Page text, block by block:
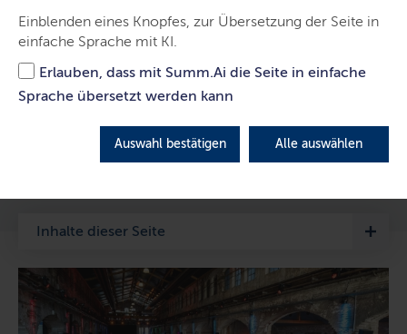
Einblenden eines Knopfes, zur Übersetzung der Seite in
einfache Sprache mit KI.
Erlauben, dass mit Summ.Ai die Seite in einfache
Sprache übersetzt werden kann
Auswahl bestätigen Alle auswählen
Digitalwirtschaft unter der Lupe
Eine neue Branchenstudie zeigt die Stärke,
Schleswig-Holsteins Digitalwirtschaft – und wo es
Inhalte dieser Seite